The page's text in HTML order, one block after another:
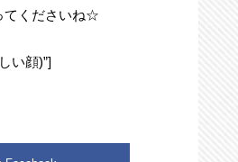
てくださいね☆
い顔)”]